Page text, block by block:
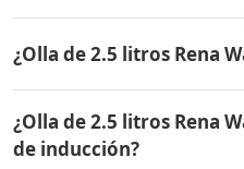
el precio actual,
de pago en cuotas desde el
a Paucartambo, Cusco y a
contra entrega.
¿Olla de 2.5 litros Rena
vida contra defectos de
productos Rena Ware
¿Olla de 2.5 litros Rena
de inducción?